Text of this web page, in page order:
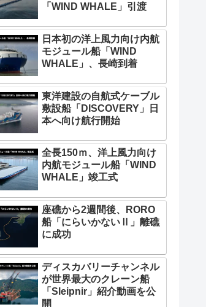
「WIND WHALE」引渡
日本初の洋上風力向け内航
モジュール船「WIND
WHALE」、長崎到着
東洋建設の自航式ケーブル
敷設船「DISCOVERY」日
本へ向け航行開始
全長150ｍ、洋上風力向け
内航モジュール船「WIND
WHALE」竣工式
座礁から2週間後、RORO
船「にらいかないⅡ」離礁
に成功
ディスカバリーチャンネル
が世界最大のクレーン船
「Sleipnir」紹介動画を公
開